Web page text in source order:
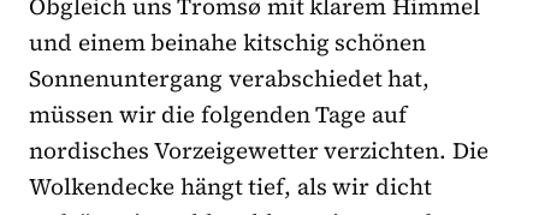
und einem beinahe kitschig schönen
Sonnenuntergang verabschiedet hat,
müssen wir die folgenden Tage auf
nordisches Vorzeigewetter verzichten. Die
Wolkendecke hängt tief, als wir dicht